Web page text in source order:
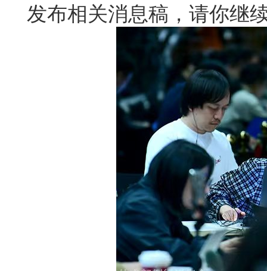
发布相关消息稿，请你继